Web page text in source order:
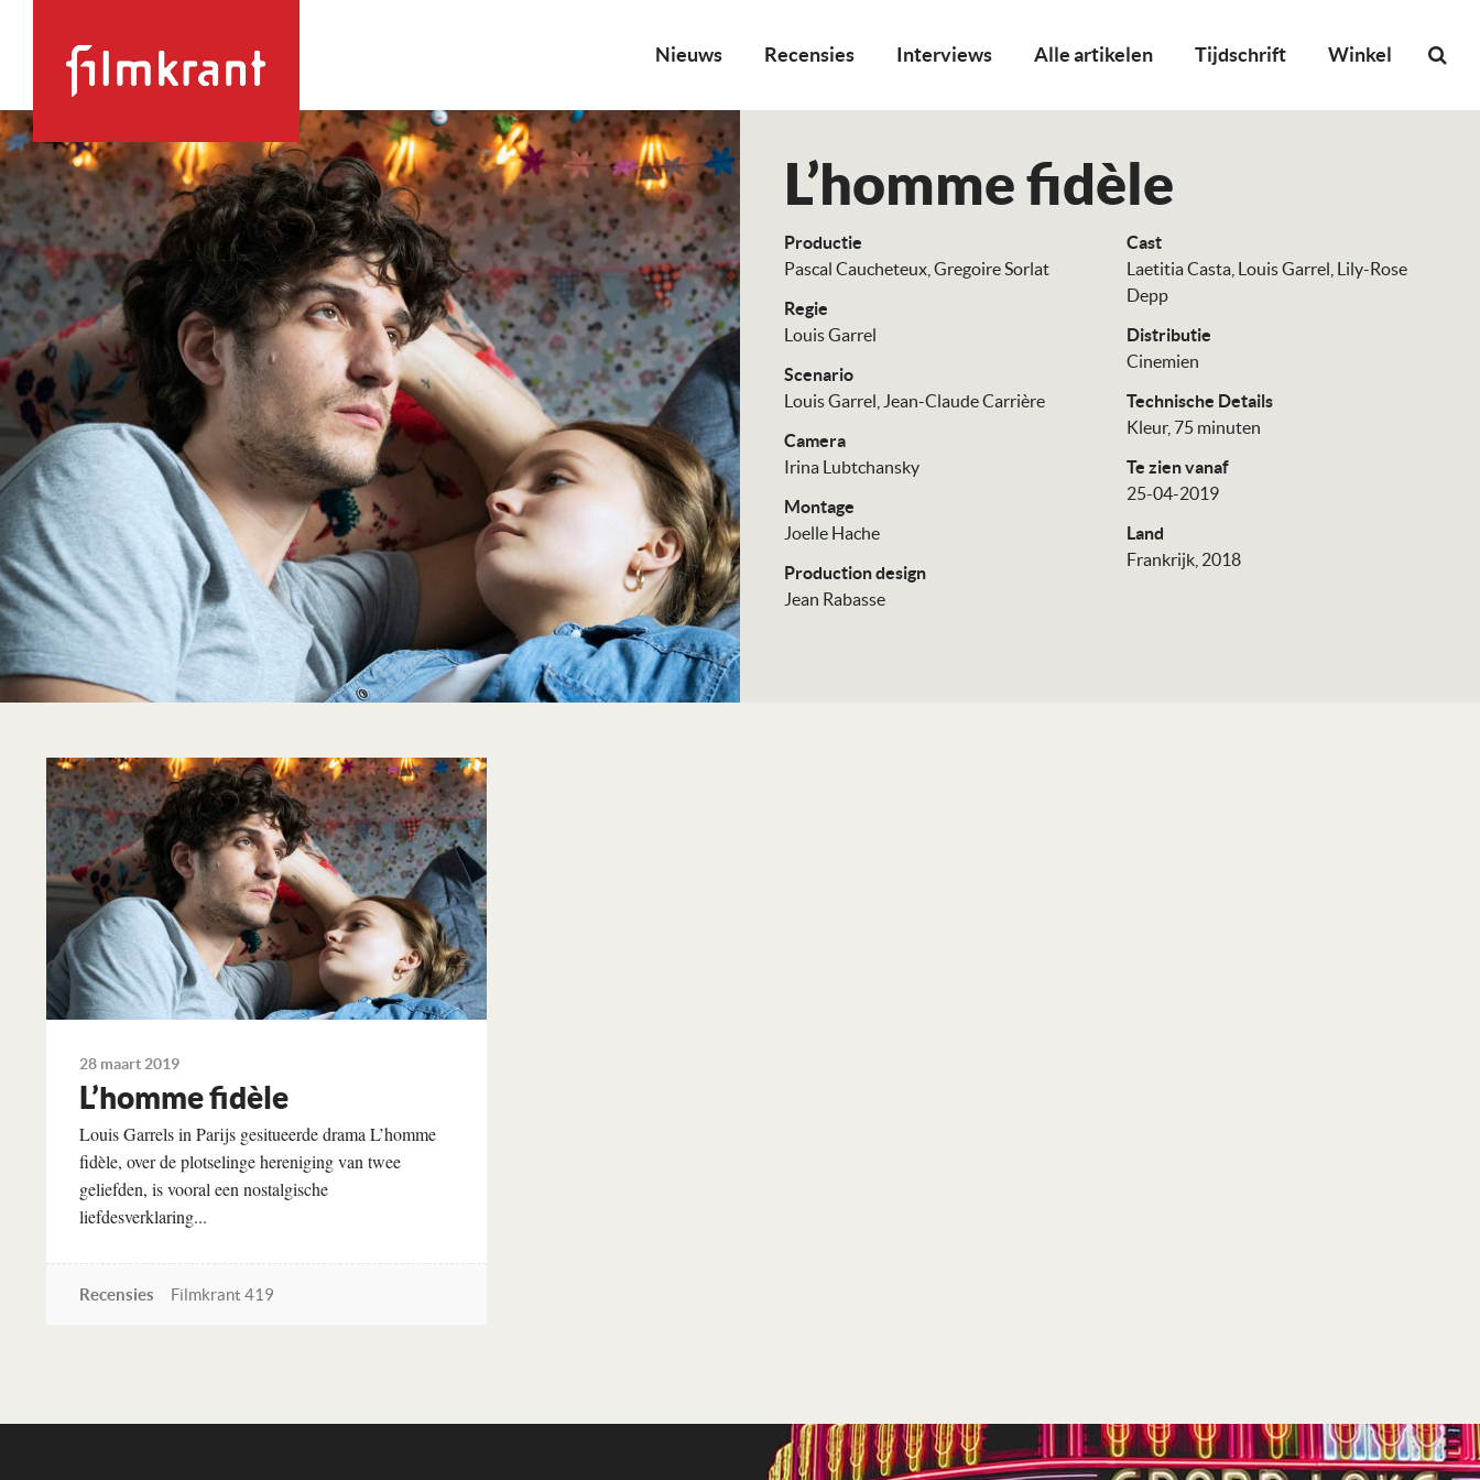
Nieuws Recensies Interviews Alle artikelen Tijdschrift Winkel
L’homme fidèle
Productie
Pascal Caucheteux Gregoire Sorlat
Regie
Louis Garrel
Scenario
Louis Garrel Jean-Claude Carrière
Camera
Irina Lubtchansky
Montage
Joelle Hache
Production design
Jean Rabasse
Cast
Laetitia Casta Louis Garrel Lily-Rose
Depp
Distributie
Cinemien
Technische Details
Kleur, 75 minuten
Te zien vanaf
25-04-2019
Land
Frankrijk, 2018
28 maart 2019
L’homme fidèle
Louis Garrels in Parijs gesitueerde drama L’homme
fidèle, over de plotselinge hereniging van twee
geliefden, is vooral een nostalgische
liefdesverklaring...
Recensies Filmkrant 419